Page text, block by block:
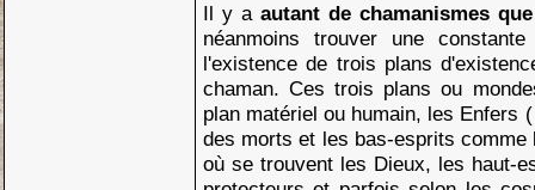
Il y a autant de chamanismes
néanmoins trouver une
l'existence de trois plans
chaman. Ces trois plans ou
plan matériel ou humain, les Enfers
des morts et les bas-esprits
où se trouvent les Dieux, les haut-